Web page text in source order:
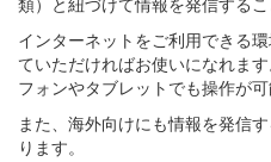
類）と紐づけて情報を発信するこ
インターネットをご利用できる
ていただければお使いになれま
フォンやタブレットでも操作が可
また、海外向けにも情報を発信
ります。